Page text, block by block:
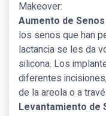
Makeover:
Aumento de
los senos que han
lactancia se les da
silicona. Los
diferentes
de la areola o a
Levantamiento de